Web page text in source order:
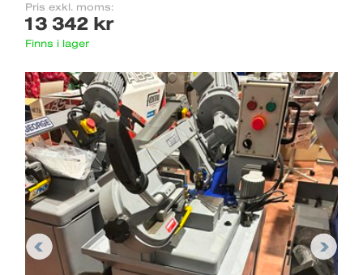
Pris exkl. moms:
13 342 kr
Finns i lager